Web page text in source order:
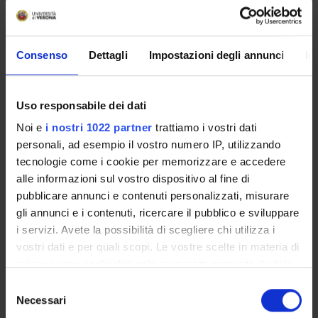
Consenso Dettagli Impostazioni degli annunci
Uso responsabile dei dati
Noi e i nostri 1022 partner trattiamo i vostri dati
personali, ad esempio il vostro numero IP, utilizzando
tecnologie come i cookie per memorizzare e accedere
alle informazioni sul vostro dispositivo al fine di
pubblicare annunci e contenuti personalizzati, misurare
gli annunci e i contenuti, ricercare il pubblico e sviluppare
i servizi. Avete la possibilità di scegliere chi utilizza i
vostri dati e per quali scopi. Le vostre scelte in materia di
modificare o revocare il proprio consenso in qualsiasi
momento dalla Dichiarazione sui cookie o facendo clic
Necessari
PROGETTAZIONE E VALUTAZIONE
DEI PROCESSI DI SVILUPPO
PROFESSIONALE
2
Period
2° SEMESTRE LM PROF. SAN. 25/26
Academic staff
Daniele Salmaso
Lessons timetable
ORGANIZATIONAL CHANGE